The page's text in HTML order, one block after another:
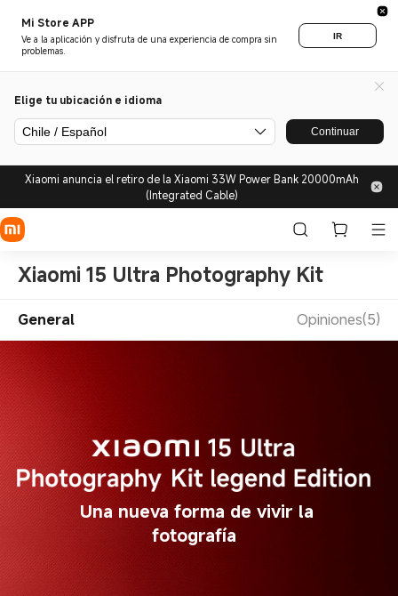
Mi Store APP
Ve a la aplicación y disfruta de una experiencia de compra sin
problemas.
IR
Elige tu ubicación e idioma
Chile / Español Continuar
Xiaomi anuncia el retiro de la Xiaomi 33W Power Bank 20000mAh
(Integrated Cable)
Xiaomi 15 Ultra Photography Kit
General Opiniones(5)
Una nueva forma de vivir la
fotografía